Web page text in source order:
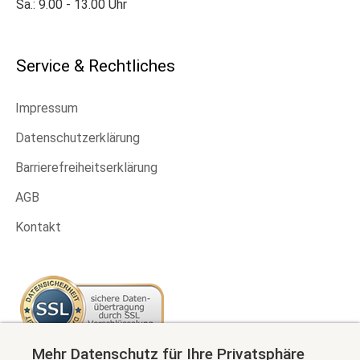
Sa.: 9.00 - 13.00 Uhr
Service & Rechtliches
Impressum
Datenschutzerklärung
Barrierefreiheitserklärung
AGB
Kontakt
Mehr Datenschutz für Ihre Privatsphäre